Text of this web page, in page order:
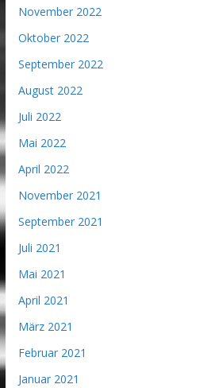
November 2022
Oktober 2022
September 2022
August 2022
Juli 2022
Mai 2022
April 2022
November 2021
September 2021
Juli 2021
Mai 2021
April 2021
März 2021
Februar 2021
Januar 2021